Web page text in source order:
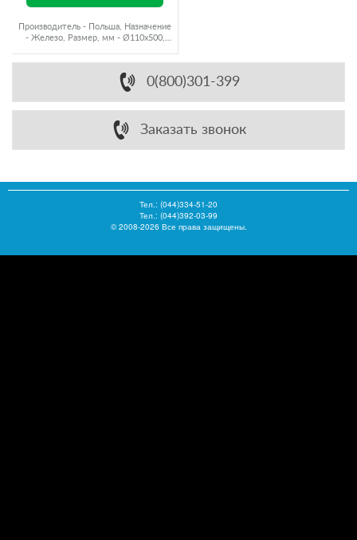
Производитель - Польша, Назначение
- Железо, Размер, мм - Ø110x500,
0(800)301-399
Заказать звонок
Тел.: (044)334-51-20
Тел.: (044)392-03-99
© 2008-2026 Все права защищены.